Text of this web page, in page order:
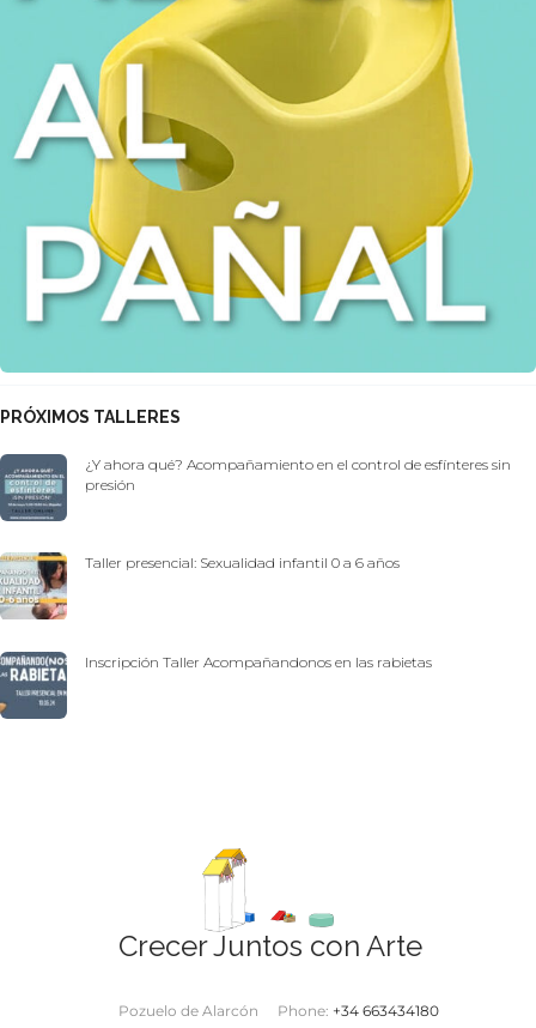
PRÓXIMOS TALLERES
¿Y ahora qué? Acompañamiento en el control de esfínteres sin
presión
Taller presencial: Sexualidad infantil 0 a 6 años
Inscripción Taller Acompañandonos en las rabietas
Crecer Juntos con Arte
Phone: +34 663434180
Pozuelo de Alarcón